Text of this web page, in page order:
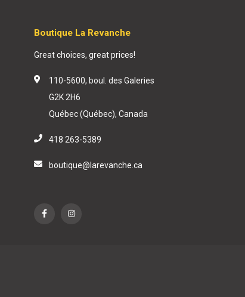
Boutique La Revanche
Great choices, great prices!
110-5600, boul. des Galeries
G2K 2H6
Québec (Québec), Canada
418 263-5389
boutique@larevanche.ca